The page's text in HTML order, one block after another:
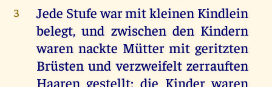
3
Jede Stufe war mit kleinen Kindlein
belegt, und zwischen den Kindern
waren nackte Mütter mit geritzten
Brüsten und verzweifelt zerrauften
Haaren gestellt; die Kinder waren